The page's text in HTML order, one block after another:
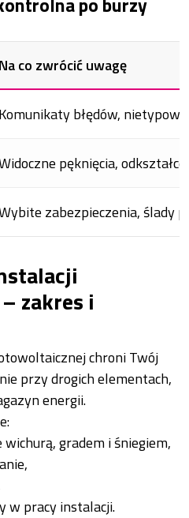
Na co zwrócić uwagę
Komunikaty błędów,
pęknięcia,
zabezpieczenia, ślady
zakres i
chroni Twój
przy drogich elementach,
energii.
gradem i śniegiem,
w pracy instalacji.